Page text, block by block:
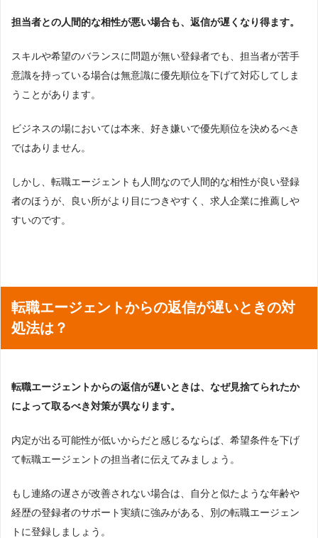
担当者との人間的な相性が悪い場合も、返信が遅くなり得ます。
スキルや希望のバランスに問題が無い登録者でも、担当者が苦手
意識を持っている場合は無意識に優先順位を下げて対応してしま
うことがあります。
ビジネスの場においては本来、好き嫌いで優先順位を決めるべき
ではありません。
しかし、転職エージェントも人間なので人間的な相性が良い登録
者のほうが、良い所がより目につきやすく、求人企業に推薦しや
すいのです。
転職エージェントからの返信が遅いときの対
処法は？
転職エージェントからの返信が遅いときは、なぜ見捨てられたか
によって取るべき対策が異なります。
内定が出る可能性が低いからだと感じるならば、希望条件を下げ
て転職エージェントの担当者に伝えてみましょう。
もし連絡の遅さが改善されない場合は、自分と似たような年齢や
経歴の登録者のサポート実績に強みがある、別の転職エージェン
トに登録しましょう。